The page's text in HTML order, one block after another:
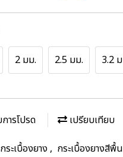
2 มม. 2.5 มม. 3.2
ารโปรด
เปรียบเทียบ
กระเบื้องยาง, กระเบื้องยางสีพื้น